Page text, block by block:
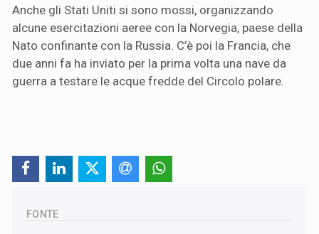
Anche gli Stati Uniti si sono mossi, organizzando
alcune esercitazioni aeree con la Norvegia, paese della
Nato confinante con la Russia. C’è poi la Francia, che
due anni fa ha inviato per la prima volta una nave da
guerra a testare le acque fredde del Circolo polare.
FONTE